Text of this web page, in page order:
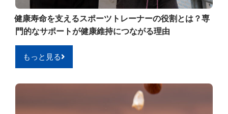
健康寿命を支えるスポーツトレーナーの役割とは？専
門的なサポートが健康維持につながる理由
もっと見る